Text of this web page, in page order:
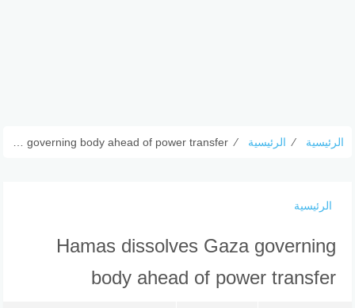
الرئيسية ⁄ الرئيسية ⁄
Hamas dissolves Gaza governing body ahead of power transfer
الرئيسية
Hamas dissolves Gaza governing
body ahead of power transfer